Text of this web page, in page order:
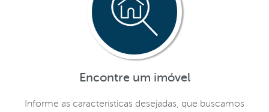
Encontre um imóvel
Informe as características desejadas, que buscamos